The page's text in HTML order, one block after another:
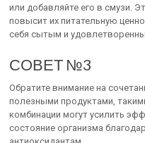
или добавляйте его в смузи.
повысит их питательную
себя сытым и
СОВЕТ №3
Обратите внимание на
полезными продуктами,
комбинации могут усилить
состояние организма